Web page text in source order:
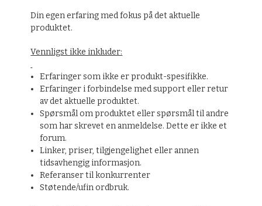
Din egen erfaring med fokus på det aktuelle
produktet.
Vennligst ikke inkluder:
Erfaringer som ikke er produkt-spesifikke.
Erfaringer i forbindelse med support eller retur
av det aktuelle produktet.
Spørsmål om produktet eller spørsmål til andre
som har skrevet en anmeldelse. Dette er ikke et
forum.
Linker, priser, tilgjengelighet eller annen
tidsavhengig informasjon.
Referanser til konkurrenter
Støtende/ufin ordbruk.